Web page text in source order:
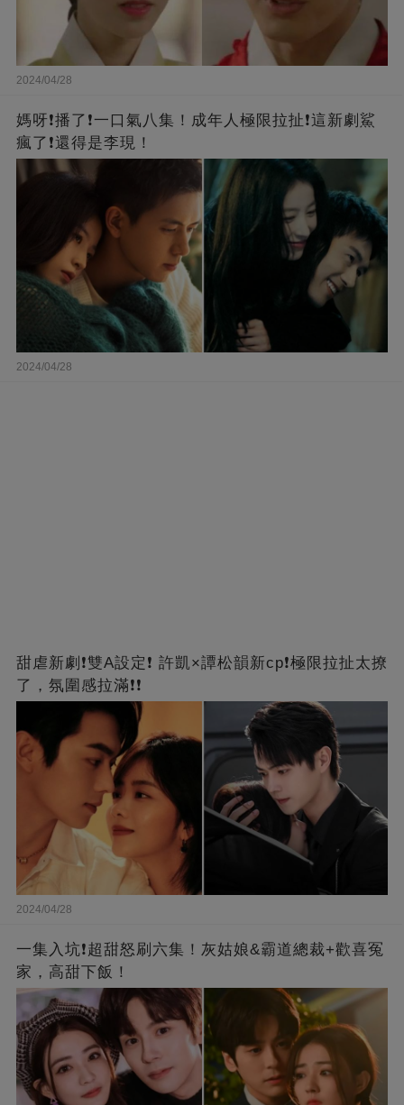
2024/04/28
媽呀❗️播了❗一口氣八集！成年人極限拉扯❗這新劇鯊
瘋了❗還得是李現！
2024/04/28
甜虐新劇❗雙A設定❗ 許凱×譚松韻新cp❗️極限拉扯太撩
了，氛圍感拉滿❗❗
2024/04/28
一集入坑❗超甜怒刷六集！灰姑娘&霸道總裁+歡喜冤
家，高甜下飯！